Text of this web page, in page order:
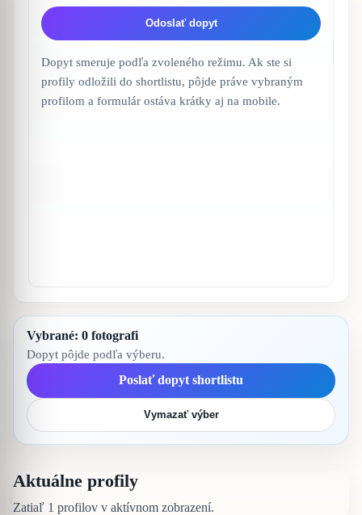
Odoslať dopyt
Dopyt smeruje podľa zvoleného režimu. Ak ste si
profily odložili do shortlistu, pôjde práve vybraným
profilom a formulár ostáva krátky aj na mobile.
Vybrané: 0 fotografi
Dopyt pôjde podľa výberu.
Poslať dopyt shortlistu
Vymazať výber
Aktuálne profily
Zatiaľ 1 profilov v aktívnom zobrazení.